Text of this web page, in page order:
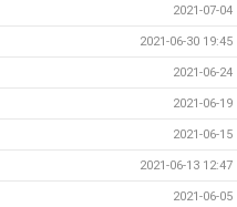
2021-07-04
2021-06-30 19:45
2021-06-24
2021-06-19
2021-06-15
2021-06-13 12:47
2021-06-05